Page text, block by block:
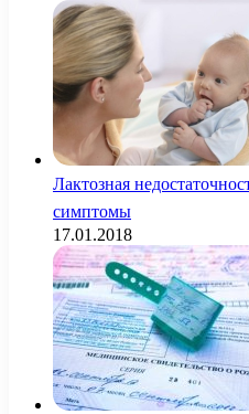
Лактозная
симптомы
17.01.2018